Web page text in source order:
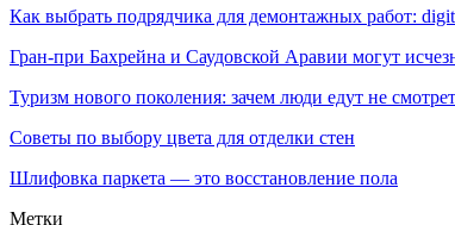
Как выбрать подрядчика для демонтажных работ:
Гран-при Бахрейна и Саудовской Аравии могут
Туризм нового поколения: зачем люди едут не
Советы по выбору цвета для отделки стен
Шлифовка паркета — это восстановление пола
Метки